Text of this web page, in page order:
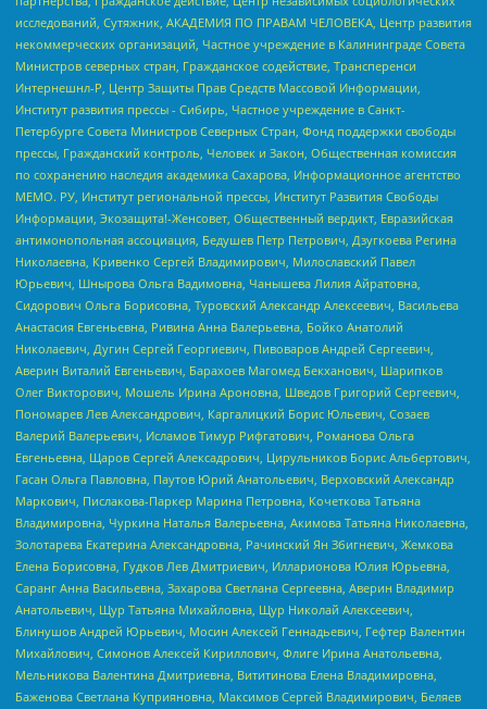
исследований, Сутяжник, АКАДЕМИЯ ПО ПРАВАМ ЧЕЛОВЕКА, Центр развития
некоммерческих организаций, Частное учреждение в Калининграде Совета
Министров северных стран, Гражданское содействие, Трансперенси
Интернешнл-Р, Центр Защиты Прав Средств Массовой Информации,
Институт развития прессы - Сибирь, Частное учреждение в Санкт-
Петербурге Совета Министров Северных Стран, Фонд поддержки свободы
прессы, Гражданский контроль, Человек и Закон, Общественная комиссия
по сохранению наследия академика Сахарова, Информационное агентство
МЕМО. РУ, Институт региональной прессы, Институт Развития Свободы
Информации, Экозащита!-Женсовет, Общественный вердикт, Евразийская
антимонопольная ассоциация, Бедушев Петр Петрович, Дзугкоева Регина
Николаевна, Кривенко Сергей Владимирович, Милославский Павел
Юрьевич, Шнырова Ольга Вадимовна, Чанышева Лилия Айратовна,
Сидорович Ольга Борисовна, Туровский Александр Алексеевич, Васильева
Анастасия Евгеньевна, Ривина Анна Валерьевна, Бойко Анатолий
Николаевич, Дугин Сергей Георгиевич, Пивоваров Андрей Сергеевич,
Аверин Виталий Евгеньевич, Барахоев Магомед Бекханович, Шарипков
Олег Викторович, Мошель Ирина Ароновна, Шведов Григорий Сергеевич,
Пономарев Лев Александрович, Каргалицкий Борис Юльевич, Созаев
Валерий Валерьевич, Исламов Тимур Рифгатович, Романова Ольга
Евгеньевна, Щаров Сергей Алексадрович, Цирульников Борис Альбертович,
Гасан Ольга Павловна, Паутов Юрий Анатольевич, Верховский Александр
Маркович, Пислакова-Паркер Марина Петровна, Кочеткова Татьяна
Владимировна, Чуркина Наталья Валерьевна, Акимова Татьяна Николаевна,
Золотарева Екатерина Александровна, Рачинский Ян Збигневич, Жемкова
Елена Борисовна, Гудков Лев Дмитриевич, Илларионова Юлия Юрьевна,
Саранг Анна Васильевна, Захарова Светлана Сергеевна, Аверин Владимир
Анатольевич, Щур Татьяна Михайловна, Щур Николай Алексеевич,
Блинушов Андрей Юрьевич, Мосин Алексей Геннадьевич, Гефтер Валентин
Михайлович, Симонов Алексей Кириллович, Флиге Ирина Анатольевна,
Мельникова Валентина Дмитриевна, Вититинова Елена Владимировна,
Баженова Светлана Куприяновна, Максимов Сергей Владимирович, Беляев